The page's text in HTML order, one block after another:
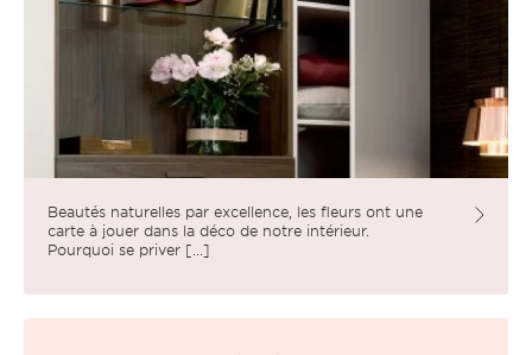
Beautés naturelles par excellence, les fleurs ont une
carte à jouer dans la déco de notre intérieur.
Pourquoi se priver [...]